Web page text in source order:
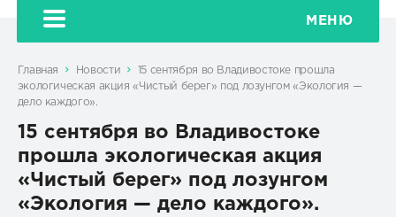
42
МЕНЮ
Главная Новости
15 сентября во Владивостоке прошла
экологическая акция «Чистый берег» под лозунгом «Экология —
дело каждого».
15 сентября во Владивостоке
прошла экологическая акция
«Чистый берег» под лозунгом
«Экология — дело каждого».